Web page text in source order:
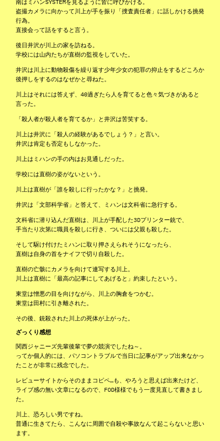
南はミハンSYSTEMを見るように皆に呼びかける。
盗撮カメラに向かって川上が手を振り「捜査責任者」に話しかける挑発
行為。
直接会って話をすると言う。
後日井沢が川上の家を訪ねる。
学校には山内たちが直樹の監視をしていた。
井沢は川上に動物殺傷を繰り返す少年少女の犯罪の抑止をするどころか
後押しをするのはなぜかと尋ねた。
川上はそれには答えず、40過ぎたら人を育てると色々気づきがあると
言った。
「殺人者が殺人者を育てるか」と井沢は苦笑する。
川上は井沢に「殺人の経験があるでしょう？」と言い。
井沢は肯定も否定もしなかった。
川上はミハンの手の内はお見通しだった。
学校には直樹の姿がないという。
川上は直樹が「誰を殺しに行ったかな？」と挑発。
井沢は「文部科学省」と答えて、ミハンは文科省に急行する。
文科省に潜り込んだ直樹は、川上が手配した3Dプリンター銃で、
手当たり次第に職員を殺しに行き、ついには父親も殺した。
そして駆け付けたミハンに取り押さえられそうになったら、
直樹は自身の首をナイフで切り自殺した。
直樹の亡骸にカメラを向けて連写する川上。
川上は直樹に「最高の記事にしてあげると」約束したという。
東堂は憎悪の目を向けながら、川上の胸倉をつかむ。
東堂は田村に引き離された。
その後、銃殺された川上の死体が上がった。
ざっくり感想
関西ジャニーズ先輩後輩で夢の競演でしたね～。
ってか個人的には、パソコントラブルで当日に記事がアップ出来なかっ
たことが非常に残念でした。
レビューサイトからそのままコピペ…も、やろうと思えば出来たけど、
ライブ感の無い文章になるので、FOD様様でもう一度見直して書きまし
た。
川上、恐ろしい男ですね。
普通に生きてたら、こんなに周囲で自殺や事故なんて起こらないと思い
ます。